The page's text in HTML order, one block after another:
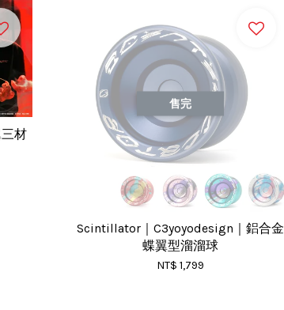
材
售完
Scintillator｜C3yoyodesign｜鋁合金
蝶翼型溜溜球
NT$ 1,799